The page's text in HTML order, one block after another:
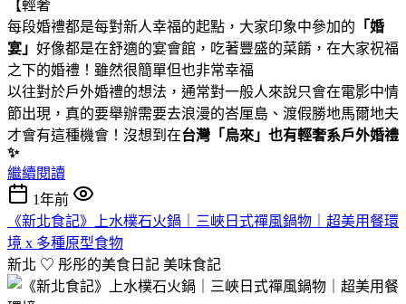
每段婚禮都是每對新人幸福的起點，大家印象中參加的 「婚
宴」 好像都是在舒適的宴會館，吃著豐盛的菜餚，在大家祝福
之下的婚禮！雖然很簡單但也非常幸福
以往對於戶外婚禮的想法，通常對一般人來說只會在電影中情
節出現，真的要舉辦需要去浪漫的峇厘島、渡假勝地馬爾地夫
才會有這種機會！沒想到在台灣「烏來」也有輕奢系戶外婚禮
✨
繼續閱讀
1年前
《新北食記》上水樸石火鍋｜三峽日式禪風鍋物｜超美用餐環
境 x 多種原型食物
新北 ♡ 彤彤的美食日記 美味食記